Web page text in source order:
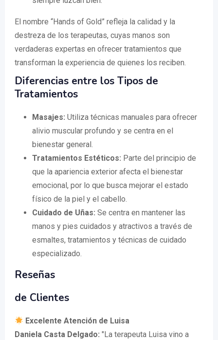
El nombre “Hands of Gold” refleja la calidad y la
destreza de los terapeutas, cuyas manos son
verdaderas expertas en ofrecer tratamientos que
transforman la experiencia de quienes los reciben.
Diferencias entre los Tipos de
Tratamientos
Masajes: Utiliza técnicas manuales para ofrecer
alivio muscular profundo y se centra en el
bienestar general.
Tratamientos Estéticos: Parte del principio de
que la apariencia exterior afecta el bienestar
emocional, por lo que busca mejorar el estado
físico de la piel y el cabello.
Cuidado de Uñas: Se centra en mantener las
manos y pies cuidados y atractivos a través de
esmaltes, tratamientos y técnicas de cuidado
especializado.
Reseñas
de Clientes
Excelente Atención de Luisa
Daniela Casta Delgado: "La terapeuta Luisa vino a